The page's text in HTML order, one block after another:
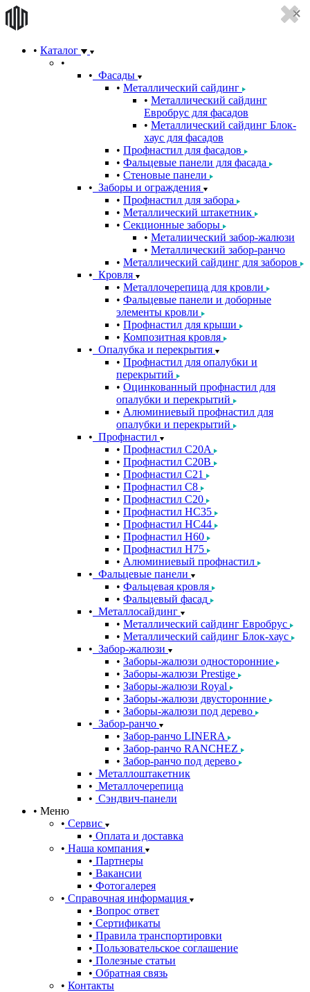
Каталог
Фасады
Металлический сайдинг
Металлический сайдинг
Евробрус для фасадов
Металлический сайдинг Блок-
хаус для фасадов
Профнастил для фасадов
Фальцевые панели для фасада
Стеновые панели
Заборы и ограждения
Профнастил для забора
Металлический штакетник
Секционные заборы
Металиический забор-жалюзи
Металлический забор-ранчо
Металлический сайдинг для заборов
Кровля
Металлочерепица для кровли
Фальцевые панели и доборные
элементы кровли
Профнастил для крыши
Композитная кровля
Опалубка и перекрытия
Профнастил для опалубки и
перекрытий
Оцинкованный профнастил для
опалубки и перекрытий
Алюминиевый профнастил для
опалубки и перекрытий
Профнастил
Профнастил С20A
Профнастил С20B
Профнастил С21
Профнастил С8
Профнастил С20
Профнастил НС35
Профнастил НС44
Профнастил Н60
Профнастил Н75
Алюминиевый профнастил
Фальцевые панели
Фальцевая кровля
Фальцевый фасад
Металлосайдинг
Металлический сайдинг Евробрус
Металлический сайдинг Блок-хаус
Забор-жалюзи
Заборы-жалюзи односторонние
Заборы-жалюзи Prestige
Заборы-жалюзи Royal
Заборы-жалюзи двусторонние
Заборы-жалюзи под дерево
Забор-ранчо
Забор-ранчо LINERA
Забор-ранчо RANCHEZ
Забор-ранчо под дерево
Металлоштакетник
Металлочерепица
Сэндвич-панели
Меню
Сервис
Оплата и доставка
Наша компания
Партнеры
Вакансии
Фотогалерея
Справочная информация
Вопрос ответ
Сертификаты
Правила транспортировки
Пользовательское соглашение
Полезные статьи
Обратная связь
Контакты